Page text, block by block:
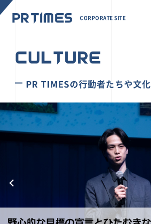
CORPORATE SITE
CULTURE
PR TIMESの行動者たちや文化